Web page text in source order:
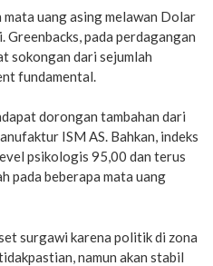
mata uang asing melawan Dolar
Greenbacks, pada perdagangan
sokongan dari sejumlah
fundamental.
dorongan tambahan dari
ISM AS. Bahkan, indeks
psikologis 95,00 dan terus
pada beberapa mata uang
surgawi karena politik di zona
namun akan stabil